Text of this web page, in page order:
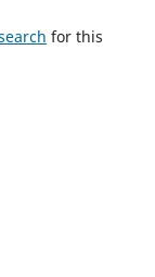
for this